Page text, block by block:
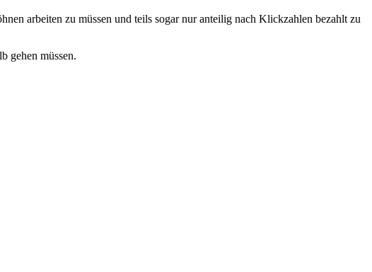
arbeiten zu müssen und teils sogar nur anteilig nach Klickzahlen bezahlt zu
gehen müssen.